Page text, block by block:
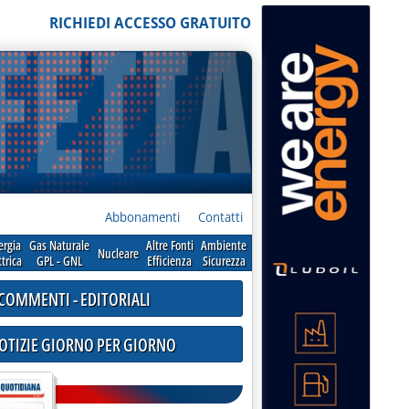
RICHIEDI ACCESSO GRATUITO
Abbonamenti Contatti
Gas Naturale
GPL - GNL
Nucleare Altre Fonti
Efficienza
Ambiente
Sicurezza
- EDITORIALI
GIORNO PER GIORNO